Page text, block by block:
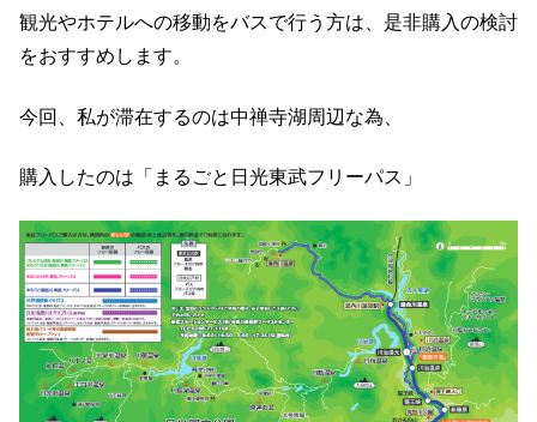
観光やホテルへの移動をバスで行う方は、是非購入の検討
をおすすめします。
今回、私が滞在するのは中禅寺湖周辺な為、
購入したのは「まるごと日光東武フリーパス」